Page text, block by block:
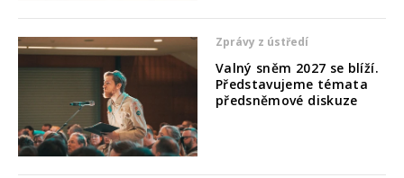
Zprávy z ústředí
Valný sněm 2027 se blíží.
Představujeme témata
předsněmové diskuze